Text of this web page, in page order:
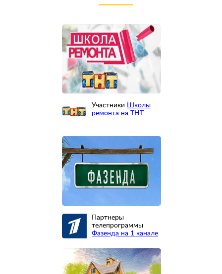
Участники Школы
ремонта на ТНТ
Партнеры
телепрограммы
Фазенда на 1 канале